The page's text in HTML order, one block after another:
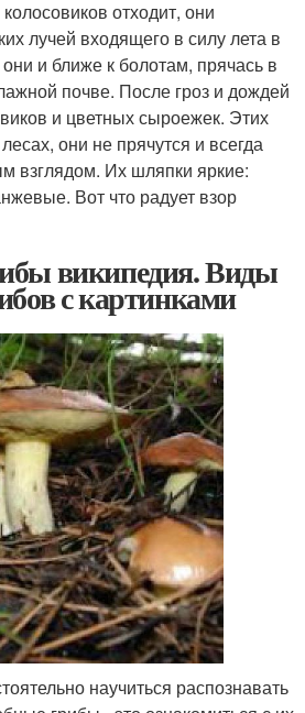
отходит, они
лучей входящего в силу лета в
и ближе к болотам, прячась в
почве. После гроз и дождей
и цветных сыроежек. Этих
они не прячутся и всегда
взглядом. Их шляпки яркие:
Вот что радует взор
википедия. Виды
с картинками
научиться распознавать